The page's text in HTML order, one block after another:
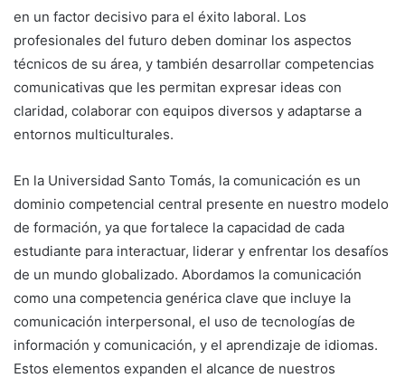
en un factor decisivo para el éxito laboral. Los
profesionales del futuro deben dominar los aspectos
técnicos de su área, y también desarrollar competencias
comunicativas que les permitan expresar ideas con
claridad, colaborar con equipos diversos y adaptarse a
entornos multiculturales.
En la Universidad Santo Tomás, la comunicación es un
dominio competencial central presente en nuestro modelo
de formación, ya que fortalece la capacidad de cada
estudiante para interactuar, liderar y enfrentar los desafíos
de un mundo globalizado. Abordamos la comunicación
como una competencia genérica clave que incluye la
comunicación interpersonal, el uso de tecnologías de
información y comunicación, y el aprendizaje de idiomas.
Estos elementos expanden el alcance de nuestros